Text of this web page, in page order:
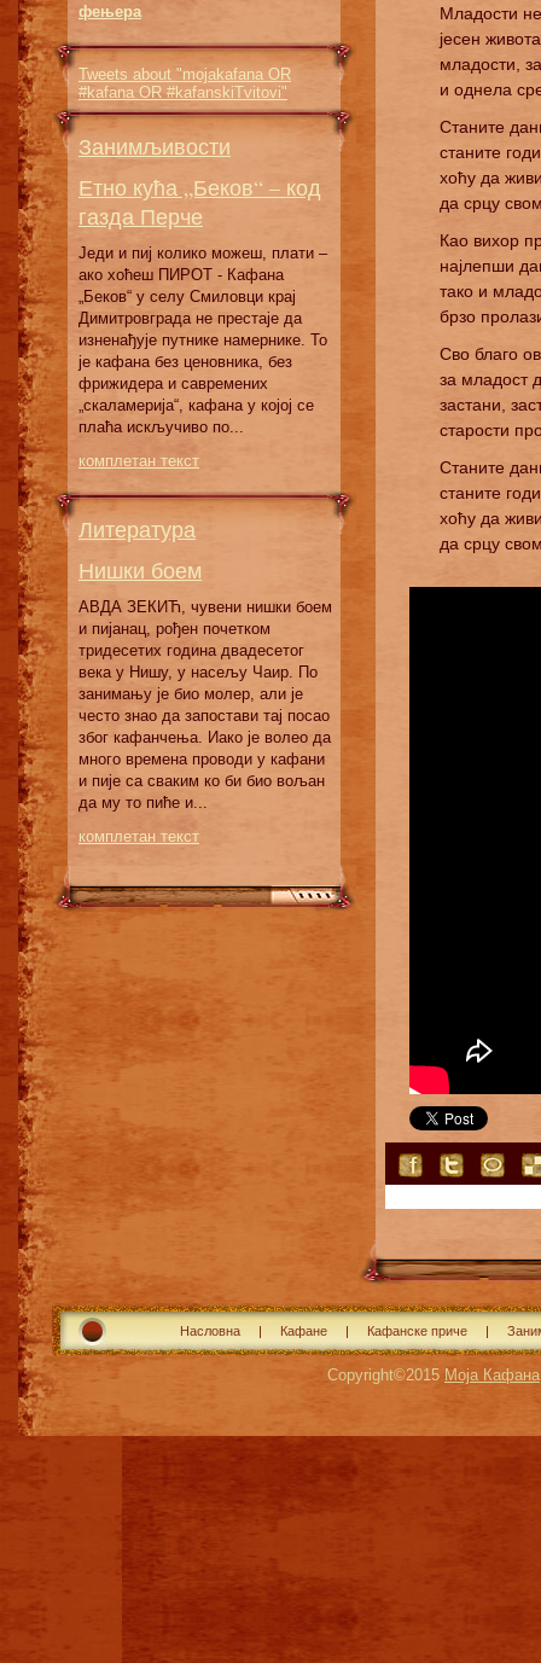
фењера
Tweets about "mojakafana OR
#kafana OR #kafanskiTvitovi"
Занимљивости
Етно кућа „Беков“ – код
газда Перче
Једи и пиј колико можеш, плати –
ако хоћеш ПИРОТ - Кафана
„Беков“ у селу Смиловци крај
Димитровграда не престаје да
изненађује путнике намернике. То
је кафана без ценовника, без
фрижидера и савремених
„скаламерија“, кафана у којој се
плаћа искључиво по...
комплетан текст
Литература
Нишки боем
АВДА ЗЕКИЋ, чувени нишки боем
и пијанац, рођен почетком
тридесетих година двадесетог
века у Нишу, у насељу Чаир. По
занимању је био молер, али је
често знао да запостави тај посао
због кафанчења. Иако је волео да
много времена проводи у кафани
и пије са сваким ко би био вољан
да му то пиће и...
комплетан текст
Младости
јесен живота
младости,
и однела
Станите
станите
хоћу да
да срцу
Као вихор
најлепши
тако и
брзо
Сво благо
за младост
застани,
старости
Станите
станите
хоћу да
да срцу
Насловна Кафане Кафанске приче
Copyright©2015 Моја Кафана